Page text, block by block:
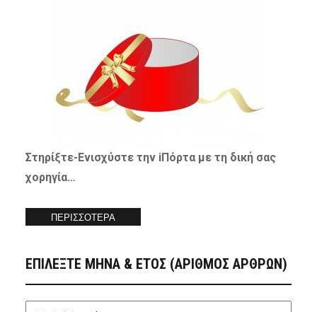
Στηρίξτε- Ενισχύστετην iΠόρτα με τη δική σας
χορηγία…
ΠΕΡΙΣΣΟΤΕΡΑ
ΕΠΙΛΕΞΤΕ ΜΗΝΑ & ΕΤΟΣ (ΑΡΙΘΜΟΣ ΑΡΘΡΩΝ)